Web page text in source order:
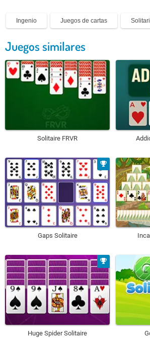
Ingenio Juegos de cartas
Juegos similares
Solitaire FRVR
Gaps Solitaire
Huge Spider Solitaire